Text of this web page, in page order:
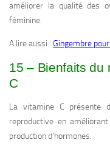
améliorer la qualité des
féminine.
A lire aussi : Gingembre
15 – Bienfaits du
C
La vitamine C présente
reproductive en
production d’hormones.